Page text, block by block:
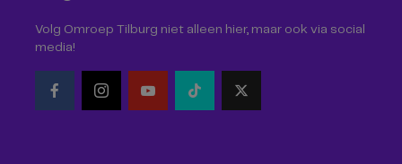
Volg Omroep Tilburg niet alleen hier, maar ook via social
media!